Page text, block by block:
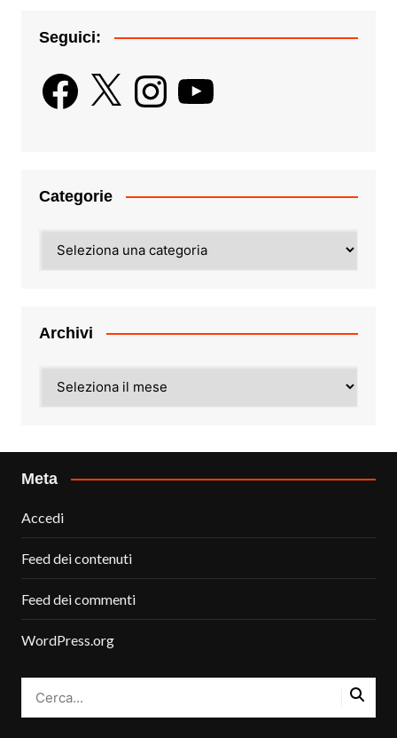
Seguici:
Facebook
X InstagramYouTube
Categorie
Archivi
Meta
Accedi
Feed dei contenuti
Feed dei commenti
WordPress.org